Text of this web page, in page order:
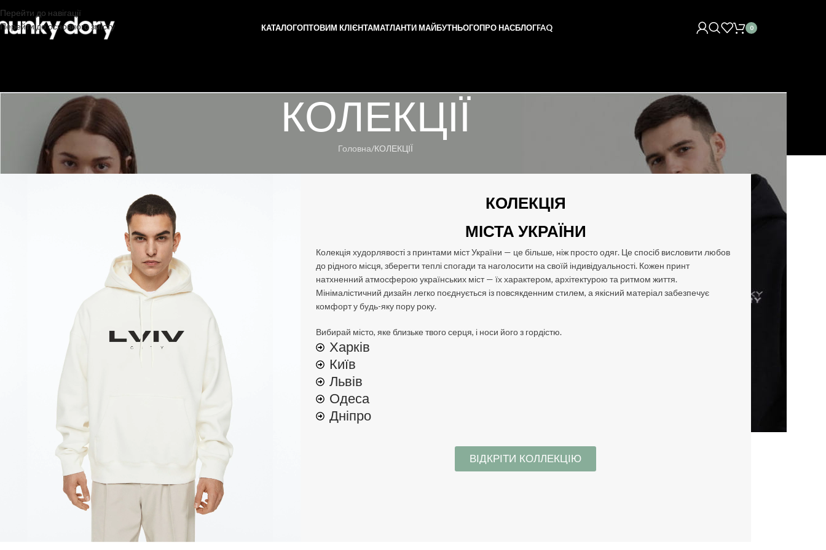
Перейти до навігації
Перейти до основного змісту
КАТАЛОГ
Вірші українських письменників
ОПТОВИМ КЛІЄНТАМАТЛАНТИ МАЙБУТНЬОГОПРО НАСБЛОГFAQ 0
КОЛЕКЦІЇ
Головна КОЛЕКЦІЇ
КОЛЕКЦІЯ
МІСТА УКРАЇНИ
Колекція худорлявості з принтами міст України — це більше, ніж просто одяг. Це спосіб висловити любов
до рідного місця, зберегти теплі спогади та наголосити на своїй індивідуальності. Кожен принт
натхненний атмосферою українських міст — їх характером, архітектурою та ритмом життя.
Мінімалістичний дизайн легко поєднується із повсякденним стилем, а якісний матеріал забезпечує
комфорт у будь-яку пору року.
Вибирай місто, яке близьке твого серця, і носи його з гордістю.
Харків
Київ
Львів
Одеса
Дніпро
ВІДКРІТИ КОЛЛЕКЦІЮ